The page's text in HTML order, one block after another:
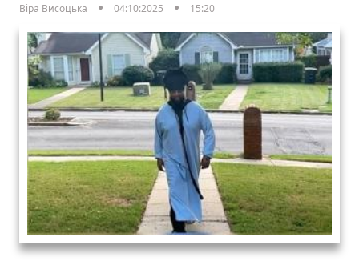
Віра Висоцька
04:10:2025 15:20